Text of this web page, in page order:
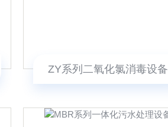
ZY系列二氧化氯消毒设备